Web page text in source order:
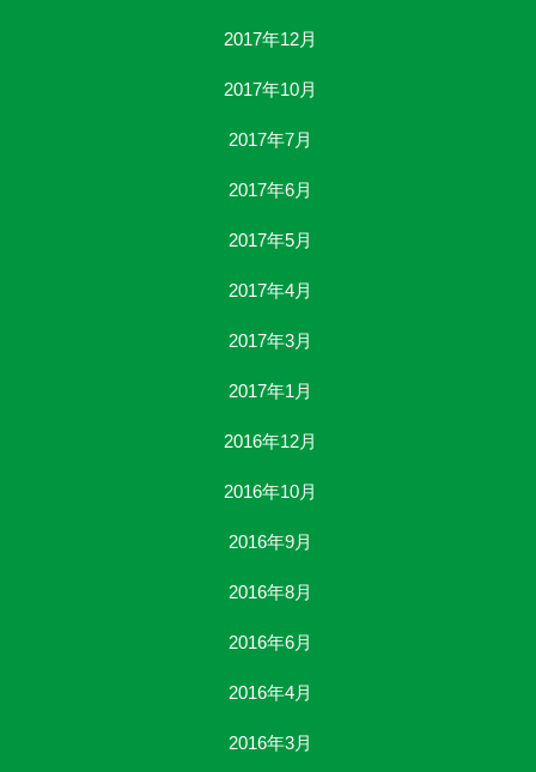
2017年12月
2017年10月
2017年7月
2017年6月
2017年5月
2017年4月
2017年3月
2017年1月
2016年12月
2016年10月
2016年9月
2016年8月
2016年6月
2016年4月
2016年3月